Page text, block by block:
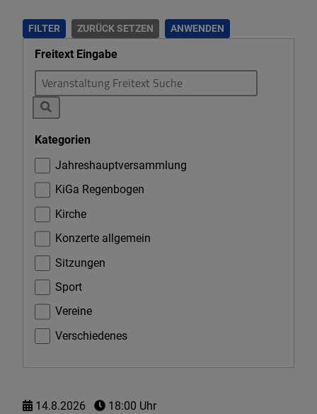
FILTER ZURÜCK SETZEN ANWENDEN
Freitext Eingabe
Kategorien
Jahreshauptversammlung
KiGa Regenbogen
Kirche
Konzerte allgemein
Sitzungen
Sport
Vereine
Verschiedenes
14.8.2026 18:00 Uhr